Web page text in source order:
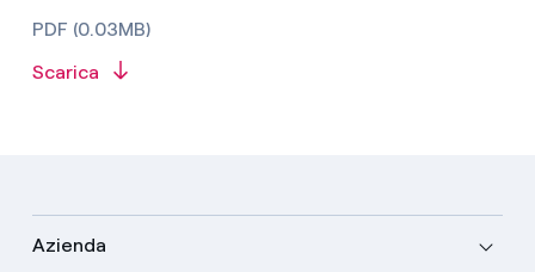
PDF (0.03MB)
Scarica
Azienda